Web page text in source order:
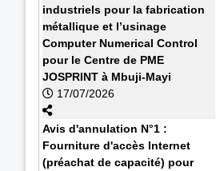
industriels pour la fabrication
métallique et l’usinage
Computer Numerical Control
pour le Centre de PME
JOSPRINT à Mbuji-Mayi
17/07/2026
Avis d'annulation N°1 :
Fourniture d'accès Internet
(préachat de capacité) pour